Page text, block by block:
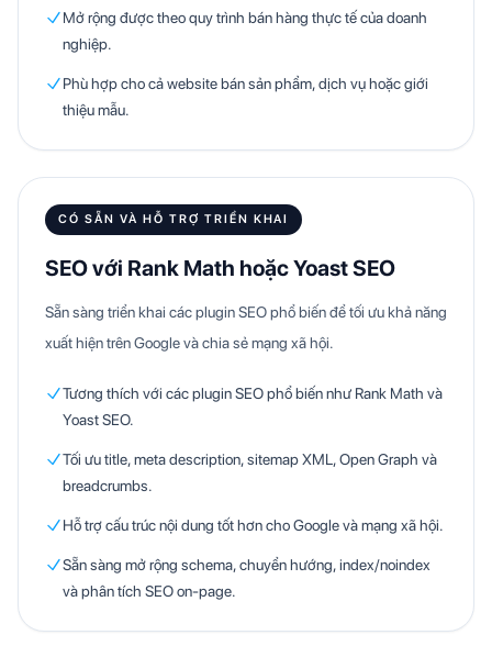
Mở rộng được theo quy trình bán hàng thực tế của doanh
nghiệp.
Phù hợp cho cả website bán sản phẩm, dịch vụ hoặc giới
thiệu mẫu.
CÓ SẴN VÀ HỖ TRỢ TRIỂN KHAI
SEO với Rank Math hoặc Yoast SEO
Sẵn sàng triển khai các plugin SEO phổ biến để tối ưu khả năng
xuất hiện trên Google và chia sẻ mạng xã hội.
Tương thích với các plugin SEO phổ biến như Rank Math và
Yoast SEO.
Tối ưu title, meta description, sitemap XML, Open Graph và
breadcrumbs.
Hỗ trợ cấu trúc nội dung tốt hơn cho Google và mạng xã hội.
Sẵn sàng mở rộng schema, chuyển hướng, index/noindex
và phân tích SEO on-page.